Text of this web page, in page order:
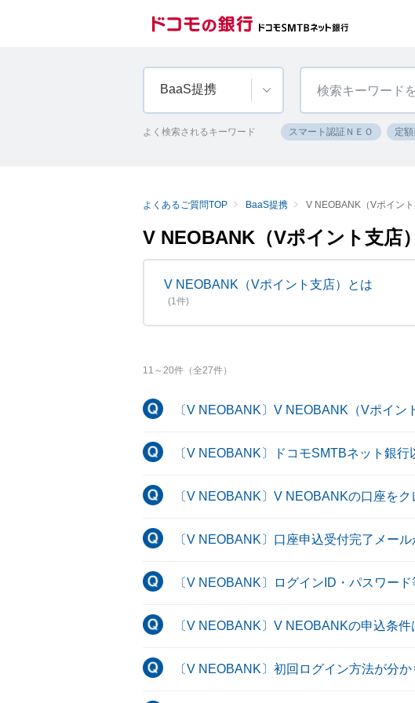
BaaS提携
よく検索されるキーワード スマート認証ＮＥＯ 定
よくあるご質問TOP BaaS提携 V NEOBANK（Vポイント
V NEOBANK（Vポイント支店）
V NEOBANK（Vポイント支店）とは
(1件)
11 ～20件（全27件）
〔V NEOBANK〕V NEOBANK（Vポイン
〔V NEOBANK〕ドコモSMTBネット銀
〔V NEOBANK〕V NEOBANKの口座を
〔V NEOBANK〕口座申込受付完了メー
〔V NEOBANK〕ログインID・パスワー
〔V NEOBANK〕V NEOBANKの申込条
〔V NEOBANK〕初回ログイン方法が分か